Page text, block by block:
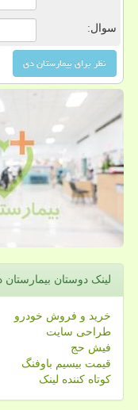
سوال:
لینک دوستان بیمارستان
خرید و فروش خودرو
طراحی سایت
فیش حج
قیمت بیسیم باوفنگ
کوتاه کننده لینک